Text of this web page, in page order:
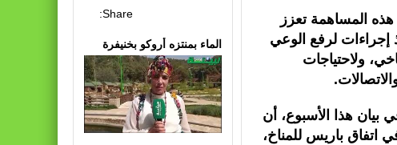
هذه المساهمة تعزز
إجراءات لرفع الوعي
ولاحتياجات
بيان هذا الأسبوع، أن
اتفاق باريس للمناخ،
Share:
الماء بمنتزه أروكو بخنيفرة